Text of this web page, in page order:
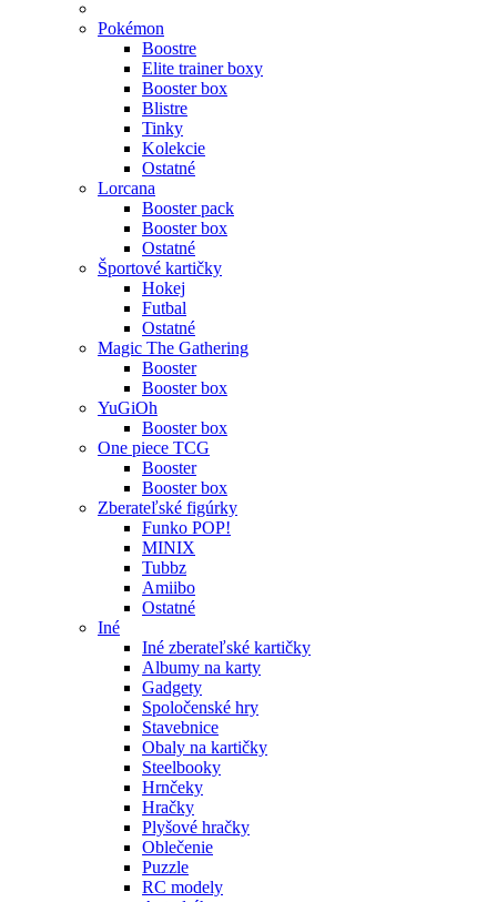
Pokémon
Boostre
Elite trainer boxy
Booster box
Blistre
Tinky
Kolekcie
Ostatné
Lorcana
Booster pack
Booster box
Ostatné
Športové kartičky
Hokej
Futbal
Ostatné
Magic The Gathering
Booster
Booster box
YuGiOh
Booster box
One piece TCG
Booster
Booster box
Zberateľské figúrky
Funko POP!
MINIX
Tubbz
Amiibo
Ostatné
Iné
Iné zberateľské kartičky
Albumy na karty
Gadgety
Spoločenské hry
Stavebnice
Obaly na kartičky
Steelbooky
Hrnčeky
Hračky
Plyšové hračky
Oblečenie
Puzzle
RC modely